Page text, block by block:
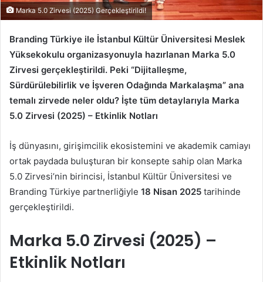
Marka 5.0 Zirvesi (2025) Gerçekleştirildi!
Branding Türkiye ile İstanbul Kültür Üniversitesi Meslek
Yüksekokulu organizasyonuyla hazırlanan Marka 5.0
Zirvesi gerçekleştirildi. Peki “Dijitalleşme,
Sürdürülebilirlik ve İşveren Odağında Markalaşma” ana
temalı zirvede neler oldu? İşte tüm detaylarıyla Marka
5.0 Zirvesi (2025) – Etkinlik Notları
İş dünyasını, girişimcilik ekosistemini ve akademik camiayı
ortak paydada buluşturan bir konsepte sahip olan Marka
5.0 Zirvesi’nin birincisi, İstanbul Kültür Üniversitesi ve
Branding Türkiye partnerliğiyle 18 Nisan 2025 tarihinde
gerçekleştirildi.
Marka 5.0 Zirvesi (2025) –
Etkinlik Notları